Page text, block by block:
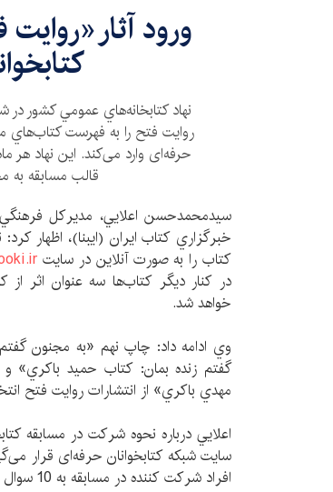
ورود آثار
نهاد كتابخانه‌هاي عمومي كشور در
روايت فتح را به فهرست كتاب‌هاي
قالب مسابقه به
‌سيدمحمدحسن اعلايي، مديركل
كتاب را به صورت آنلاين در سايت
در كنار ديگر كتاب‌ها سه عنوان اثر از
خواهد شد.
وي ادامه داد: چاپ نهم «به مجنون
گفتم زنده بمان: كتاب حميد باكري»
مهدي باكري» از انتشارات روايت فتح
اعلايي درباره نحوه شركت در مسابقه
افراد شركت كننده در مسابقه به 10 سوال به صورت تصادفي پاسخ مي‌دهند.